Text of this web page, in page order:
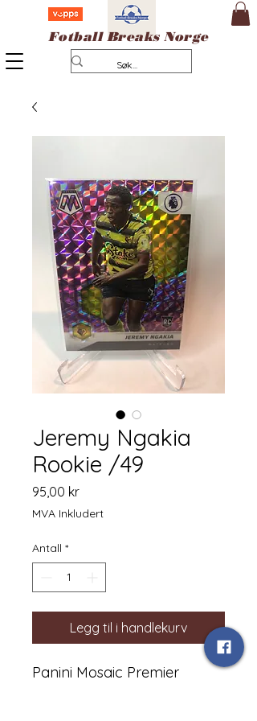
Fotball Breaks Norge
Jeremy Ngakia
Rookie /49
95,00 krPris
MVA Inkludert
Antall *
Legg til i handlekurv
Panini Mosaic Premier